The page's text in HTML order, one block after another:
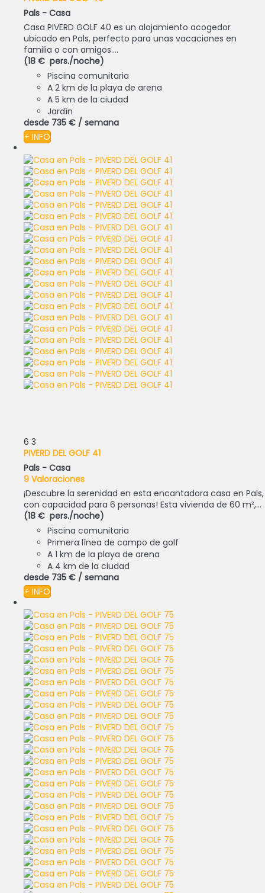
Pals - Casa
Casa PIVERD GOLF 40 es un alojamiento acogedor
ubicado en Pals, perfecto para unas vacaciones en
familia o con amigos....
(18 € pers./noche)
Piscina comunitaria
A 2 km de la playa de arena
A 5 km de la ciudad
Jardín
desde 735 € / semana
+ INFO
6 3
PIVERD DEL GOLF 41
Pals - Casa
9 Valoraciones
¡Descubre la serenidad en esta encantadora casa en Pals,
con capacidad para 6 personas! Esta vivienda de 60 m²,...
(18 € pers./noche)
Piscina comunitaria
Primera línea de campo de golf
A 1 km de la playa de arena
A 4 km de la ciudad
desde 735 € / semana
+ INFO